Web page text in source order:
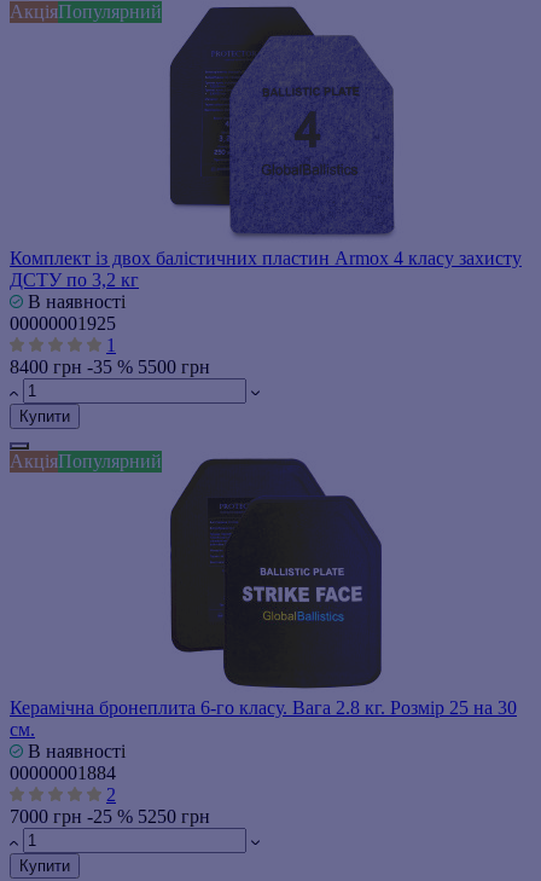
АкціяПопулярний
Комплект із двох балістичних пластин Armox 4 класу захисту
ДСТУ по 3,2 кг
В наявності
00000001925
1
8400 грн -35 % 5500 грн
Купити
АкціяПопулярний
Керамічна бронеплита 6-го класу. Вага 2.8 кг. Розмір 25 на 30
см.
В наявності
00000001884
2
7000 грн -25 % 5250 грн
Купити